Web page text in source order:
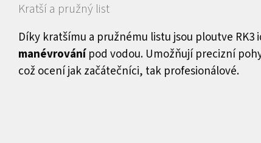
Kratší a pružný list
Díky kratšímu a pružnému listu jsou ploutve RK3
manévrovánípod vodou. Umožňují precizní
což ocení jak začátečníci, tak profesionálové.